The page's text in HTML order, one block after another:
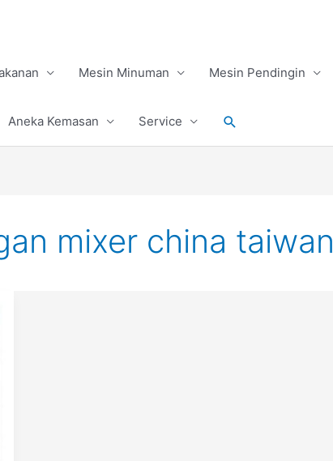
Mesin Minuman Mesin Pendingin
Aneka Kemasan Service Search
mixer china taiwan